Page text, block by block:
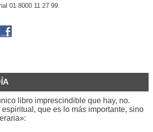
01 8000 11 27 99.
libro imprescindible que hay, no.
que es lo más importante, sino